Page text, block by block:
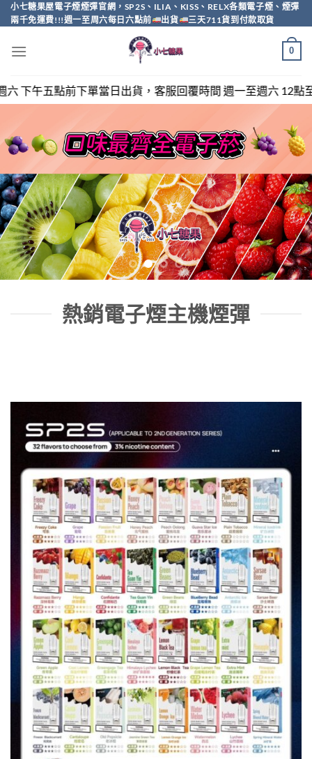
Skip
to
小七糖果屋電子煙煙彈官網，SP2S、ILIA、KISS、RELX各類電子煙、煙彈
兩千免運費!!!週一至周六每日六點前
出貨 三天711貨到付款取貨
0
貨，客服回覆時間 週一至週六 12點至20點，sp2s/relx/kiss/
熱銷電子煙主機煙彈